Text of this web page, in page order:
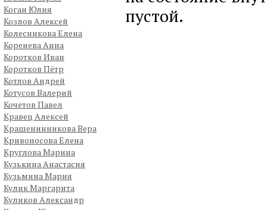
Коган Юлия
Козлов Алексей
Колесникова Елена
Коренева Анна
Коротков Иван
Коротков Пётр
Котлов Андрей
Котусов Валерий
Кочетов Павел
Кравец Алексей
Крашенинникова Вера
Кривоносова Елена
Круглова Марина
Кузькина Анастасия
Кузьмина Мария
Кулик Маргарита
Куликов Александр
пустой.